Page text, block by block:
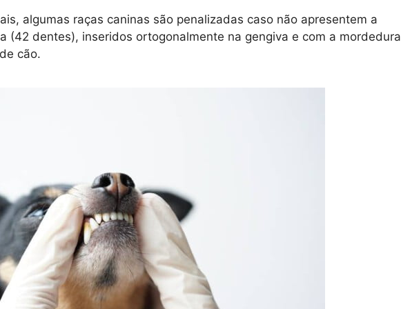
algumas raças caninas são penalizadas caso não apresentem a
(42 dentes), inseridos ortogonalmente na gengiva e com a mordedura
cão.